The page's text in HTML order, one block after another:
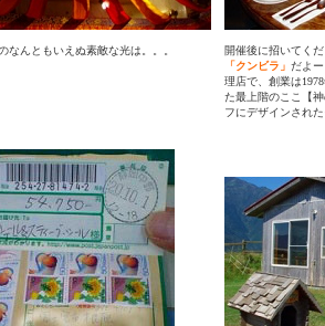
なんともいえぬ素敵な光は。。。
開催後に招いてく
「クンビラ」 だよ
理店で、創業は
た最上階のここ【
フにデザインされ